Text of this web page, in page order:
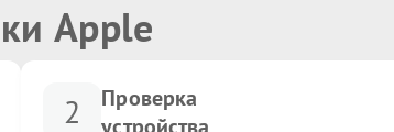
Apple
2
Проверка
устройства